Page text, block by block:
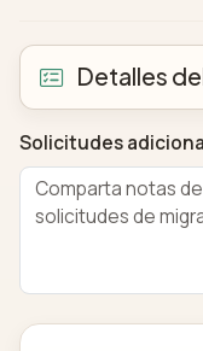
Detalles
Solicitudes